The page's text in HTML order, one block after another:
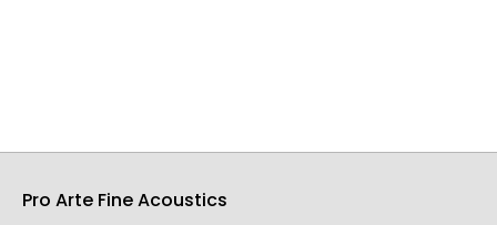
Pro Arte Fine Acoustics